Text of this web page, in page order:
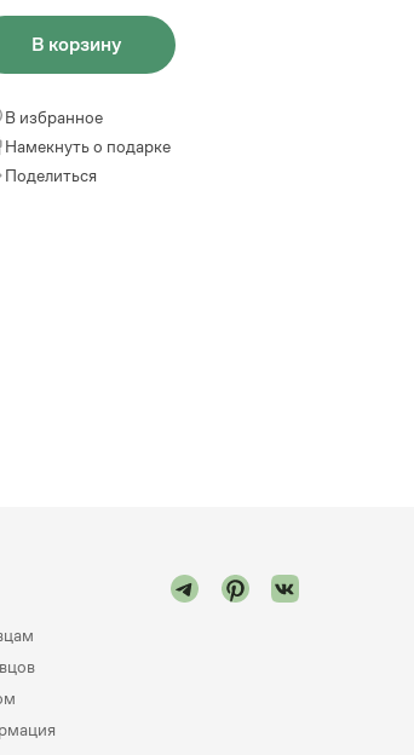
В корзину
В избранное
Намекнуть о подарке
Поделиться